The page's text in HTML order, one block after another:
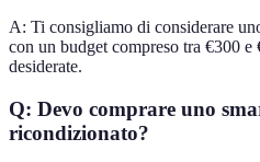
A: Ti consigliamo di considerare
con un budget compreso tra €300
desiderate.
Q: Devo comprare uno
ricondizionato?